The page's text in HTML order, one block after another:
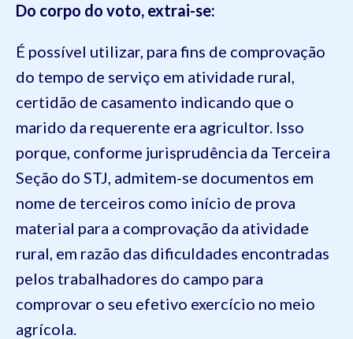
Do corpo do voto, extrai-se:
É possível utilizar, para fins de comprovação
do tempo de serviço em atividade rural,
certidão de casamento indicando que o
marido da requerente era agricultor. Isso
porque, conforme jurisprudência da Terceira
Seção do STJ, admitem-se documentos em
nome de terceiros como início de prova
material para a comprovação da atividade
rural, em razão das dificuldades encontradas
pelos trabalhadores do campo para
comprovar o seu efetivo exercício no meio
agrícola.